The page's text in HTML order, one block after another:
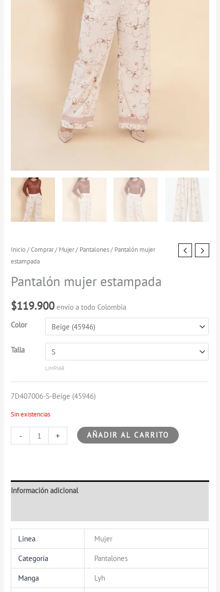
Inicio/Comprar/ Mujer/ Pantalones/ Pantalón mujer
estampada
Pantalón mujer estampada
$119.900 envío a todo Colombia
Color
Talla
LIMPIAR
7D407006-S-Beige (45946)
Sin existencias
-
Pantalón
mujer
estampada
cantidad
+ AÑADIR AL CARRITO
Información adicional
Linea Mujer
Categoría Pantalones
Manga Lyh